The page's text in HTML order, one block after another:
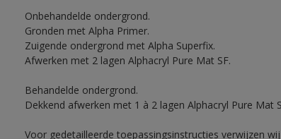
Onbehandelde ondergrond.
Gronden met Alpha Primer.
Zuigende ondergrond met Alpha Superfix.
Afwerken met 2 lagen Alphacryl Pure Mat SF.
Behandelde ondergrond.
Dekkend afwerken met 1 à 2 lagen Alphacryl Pure Mat
Voor gedetailleerde toepassingsinstructies verwijzen